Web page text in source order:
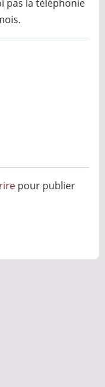
pas la téléphonie
pour publier